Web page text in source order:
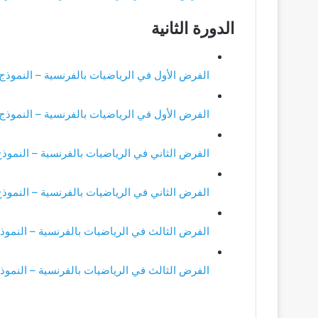
الدورة الثانية
الفرض الأول في الرياضيات بالفرنسية – النموذج 1
الفرض الأول في الرياضيات بالفرنسية – النموذج 2
الفرض الثاني في الرياضيات بالفرنسية – النموذج
الفرض الثاني في الرياضيات بالفرنسية – النموذج
الفرض الثالث في الرياضيات بالفرنسية –
الفرض الثالث في الرياضيات بالفرنسية –